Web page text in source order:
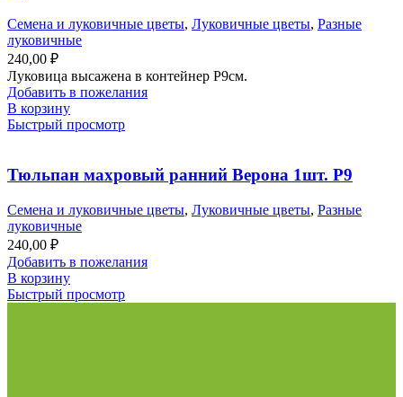
Семена и луковичные цветы, Луковичные цветы, Разные
луковичные
240,00 ₽
Луковица высажена в контейнер Р9см.
Добавить в пожелания
В корзину
Быстрый просмотр
Тюльпан махровый ранний Верона 1шт. Р9
Семена и луковичные цветы, Луковичные цветы, Разные
луковичные
240,00 ₽
Добавить в пожелания
В корзину
Быстрый просмотр